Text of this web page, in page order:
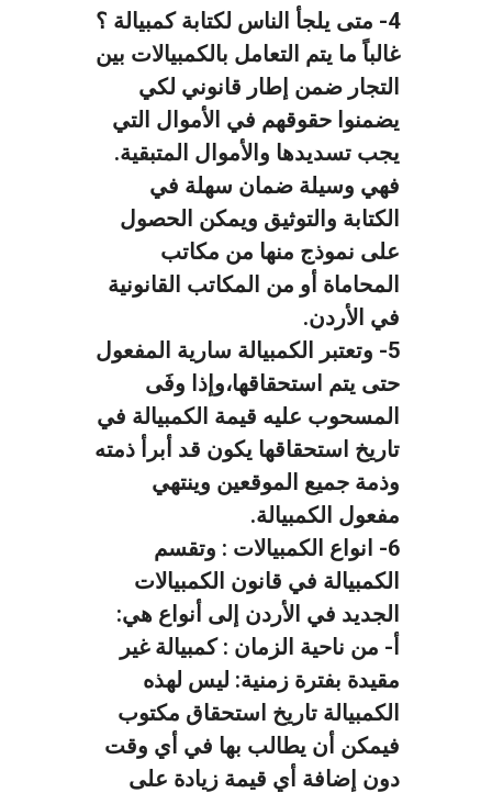
4- متى يلجأ الناس لكتابة كمبيالة ؟
غالباً ما يتم التعامل بالكمبيالات بين
التجار ضمن إطار قانوني لكي
يضمنوا حقوقهم في الأموال التي
يجب تسديدها والأموال المتبقية.
فهي وسيلة ضمان سهلة في
الكتابة والتوثيق ويمكن الحصول
على نموذج منها من مكاتب
المحاماة أو من المكاتب القانونية
في الأردن.
5- وتعتبر الكمبيالة سارية المفعول
حتى يتم استحقاقها،وإذا وفَى
المسحوب عليه قيمة الكمبيالة في
تاريخ استحقاقها يكون قد أبرأ ذمته
وذمة جميع الموقعين وينتهي
مفعول الكمبيالة.
6- انواع الكمبيالات :
وتقسم
الكمبيالة في قانون الكمبيالات
الجديد في الأردن إلى أنواع هي:
أ- من ناحية الزمان : كمبيالة غير
مقيدة بفترة زمنية: ليس لهذه
الكمبيالة تاريخ استحقاق مكتوب
فيمكن أن يطالب بها في أي وقت
دون إضافة أي قيمة زيادة على